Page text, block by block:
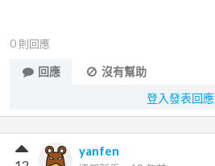
0 則回應
回應
沒有幫助
登入發表回應
yanfen